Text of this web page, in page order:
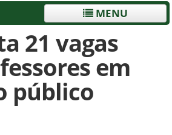
MENU
21 vagas
em
público